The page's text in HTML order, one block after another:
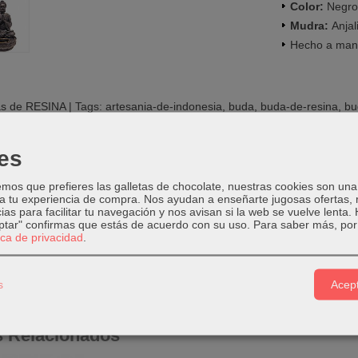
Color: Negro
Mudra:
Hecho a
de RESINA| Tags: artesania-de-indonesia buda buda-de-resina
Posición del Hatha-yoga en la que se cruzan las manos con las
la Talidad.
Relacionados
que prefieres las galletas de chocolate, nuestras cookies son
tu experiencia de compra. Nos ayudan a enseñarte jugosas ofertas,
para facilitar tu navegación y nos avisan si la web se vuelve lenta.
confirmas que estás de acuerdo con su uso. Para saber más,
de privacidad